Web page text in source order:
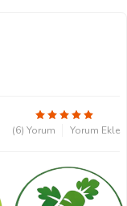
(6) Yorum Yorum Ekle